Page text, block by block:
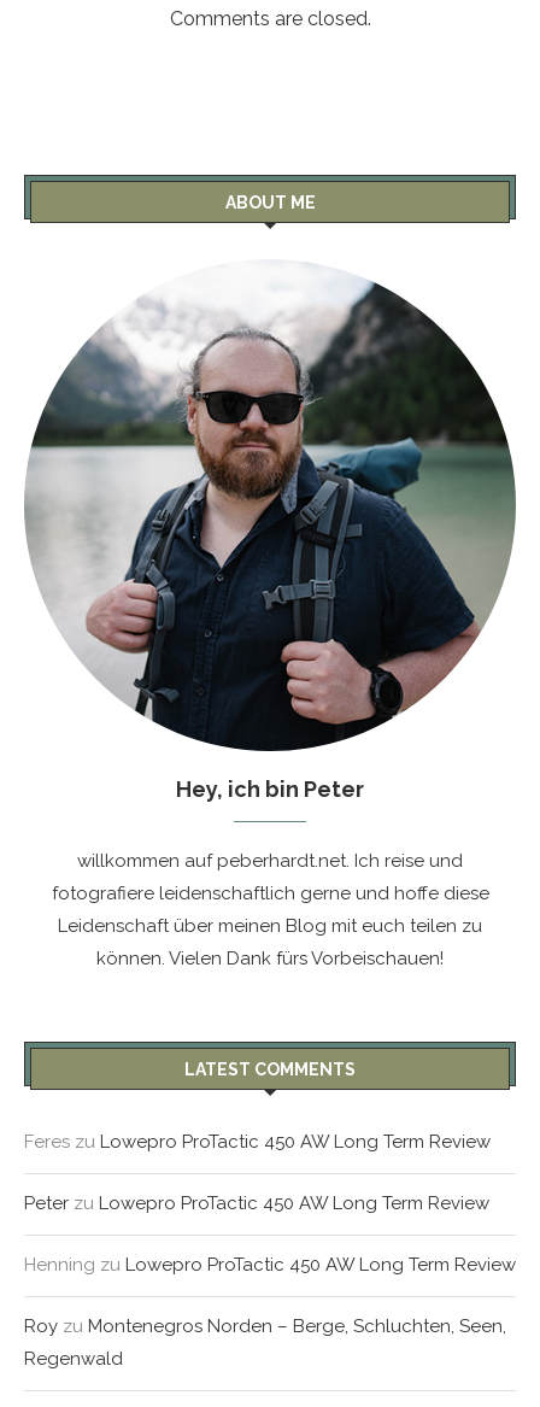
Comments are closed.
ABOUT ME
Hey, ich bin Peter
willkommen auf peberhardt.net. Ich reise und
fotografiere leidenschaftlich gerne und hoffe diese
Leidenschaft über meinen Blog mit euch teilen zu
können. Vielen Dank fürs Vorbeischauen!
LATEST COMMENTS
Feres zu Lowepro ProTactic 450 AW Long Term Review
Peter zu Lowepro ProTactic 450 AW Long Term Review
Henning zu Lowepro ProTactic 450 AW Long Term Review
Roy zu Montenegros Norden – Berge, Schluchten, Seen,
Regenwald